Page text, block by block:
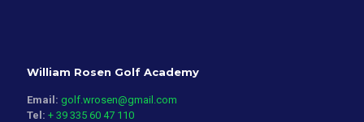
William Rosen Golf Academy
Email: golf.wrosen@gmail.com
Tel: + 39 335 60 47 110